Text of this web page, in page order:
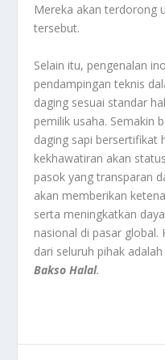
Mereka akan terdorong
tersebut.
Selain itu, pengenalan
pendampingan teknis
daging sesuai standar
pemilik usaha. Semakin
daging sapi bersertifikat
kekhawatiran akan
pasok yang transparan
akan memberikan
serta meningkatkan
nasional di pasar global.
dari seluruh pihak
Bakso Halal.